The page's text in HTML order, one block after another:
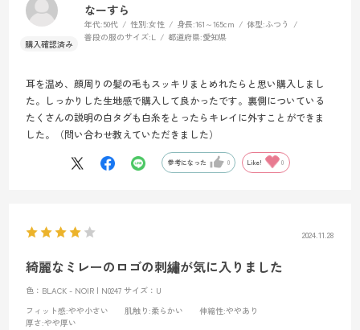
なーすら
年代:50代 性別:女性 身長:161～165cm 体型:ふつう
普段の服のサイズ:L 都道府県:愛知県
耳を温め、顔周りの髪の毛もスッキリまとめれたらと思い購入しまし
た。しっかりした生地感で購入して良かったです。裏側についている
たくさんの説明の白タグも白糸をとったらキレイに外すことができま
した。（問い合わせ教えていただきました）
参考になった 0 Like! 0
2024.11.28
綺麗なミレーのロゴの刺繡が気に入りました
色：BLACK - NOIR | N0247 サイズ：U
フィット感:やや小さい 肌触り :柔らかい 伸縮性:ややあり
厚さ:やや厚い